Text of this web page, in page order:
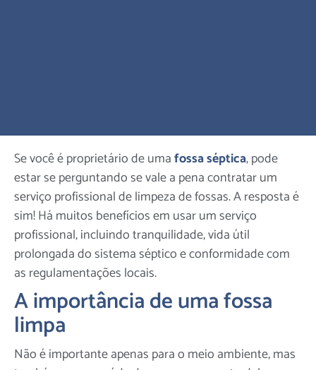
Se você é proprietário de umafossa séptica, pode
estar se perguntando se vale a pena contratar um
serviço profissional de limpeza de fossas. A resposta é
sim! Há muitos benefícios em usar um serviço
profissional, incluindo tranquilidade, vida útil
prolongada do sistema séptico e conformidade com
as regulamentações locais.
A importância de uma fossa
limpa
Não é importante apenas para o meio ambiente, mas